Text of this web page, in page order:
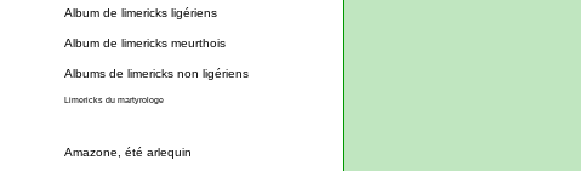
Album de limericks ligériens
Album de limericks meurthois
Albums de limericks non ligériens
Limericks du martyrologe
Amazone, été arlequin